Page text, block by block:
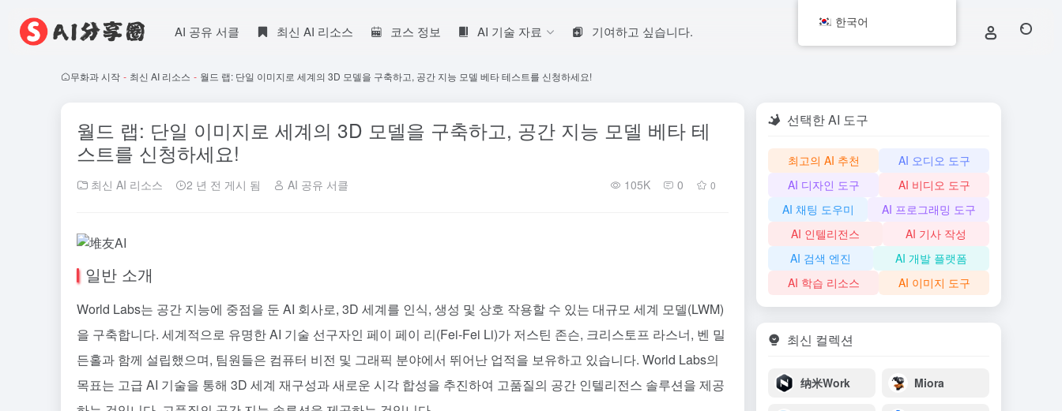
AI 공유 서클 최신 AI 리소스 코스 정보 AI 기술 자료 기여하고 싶습니다.
무화과 시작 - 최신 AI 리소스 - 월드 랩: 단일 이미지로 세계의 3D 모델을 구축하고, 공간 지능 모델 베타 테스트를 신청하세요!
월드 랩: 단일 이미지로 세계의 3D 모델을 구축하고, 공간 지능 모델 베타 테
스트를 신청하세요!
최신 AI 리소스 2 년 전 게시 됨 AI 공유 서클 105K 0 0
일반 소개
World Labs는 공간 지능에 중점을 둔 AI 회사로, 3D 세계를 인식, 생성 및 상호 작용할 수 있는 대규모 세계 모델(LWM)
을 구축합니다. 세계적으로 유명한 AI 기술 선구자인 페이 페이 리(Fei-Fei Li)가 저스틴 존슨, 크리스토프 라스너, 벤 밀
든홀과 함께 설립했으며, 팀원들은 컴퓨터 비전 및 그래픽 분야에서 뛰어난 업적을 보유하고 있습니다. World Labs의
목표는 고급 AI 기술을 통해 3D 세계 재구성과 새로운 시각 합성을 추진하여 고품질의 공간 인텔리전스 솔루션을 제공
선택한 AI 도구
최고의 AI 추천
AI 오디오 도구
AI 디자인 도구
AI 비디오 도구
AI 채팅 도우미
AI 프로그래밍 도구
AI 인텔리전스
AI 기사 작성
AI 검색 엔진
AI 개발 플랫폼
AI 학습 리소스
AI 이미지 도구
최신 컬렉션
纳米Work Miora
한국어